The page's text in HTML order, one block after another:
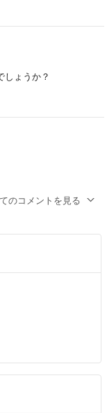
間に間に合わない場合
ございませんので、
変更専用にした後、購
したい方のみ、お値
しょうか？
のコメントを見る